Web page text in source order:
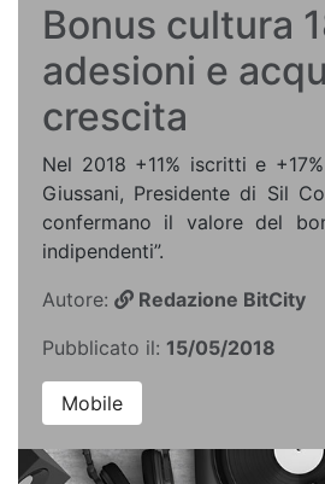
Bonus cultura
adesioni e
crescita
Nel 2018 +11% iscritti e
Giussani, Presidente di Sil
confermano il valore del
indipendenti”.
Autore:
Redazione BitCity
Pubblicato il: 15/05/2018
Mobile